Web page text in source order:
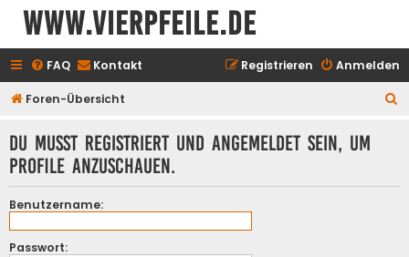
www.vierpfeile.de
FAQ Kontakt Anmelden
Registrieren
Foren-Übersicht
Du musst registriert und angemeldet sein, um
Profile anzuschauen.
Benutzername:
Passwort: